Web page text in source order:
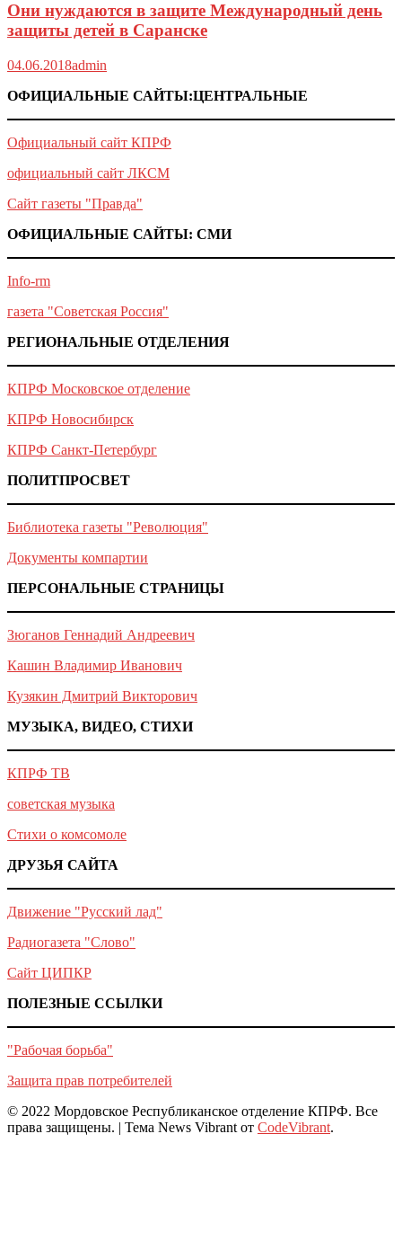
Они нуждаются в защите Международный день
защиты детей в Саранске
04.06.2018admin
ОФИЦИАЛЬНЫЕ САЙТЫ:ЦЕНТРАЛЬНЫЕ
Официальный сайт КПРФ
официальный сайт ЛКСМ
Сайт газеты "Правда"
ОФИЦИАЛЬНЫЕ САЙТЫ: СМИ
Info-rm
газета "Советская Россия"
РЕГИОНАЛЬНЫЕ ОТДЕЛЕНИЯ
КПРФ Московское отделение
КПРФ Новосибирск
КПРФ Санкт-Петербург
ПОЛИТПРОСВЕТ
Библиотека газеты "Революция"
Документы компартии
ПЕРСОНАЛЬНЫЕ СТРАНИЦЫ
Зюганов Геннадий Андреевич
Кашин Владимир Иванович
Кузякин Дмитрий Викторович
МУЗЫКА, ВИДЕО, СТИХИ
КПРФ ТВ
советская музыка
Стихи о комсомоле
ДРУЗЬЯ САЙТА
Движение "Русский лад"
Радиогазета "Слово"
Сайт ЦИПКР
ПОЛЕЗНЫЕ ССЫЛКИ
"Рабочая борьба"
Защита прав потребителей
© 2022 Мордовское Республиканское отделение КПРФ. Все
права защищены. | Тема News Vibrant от CodeVibrant.